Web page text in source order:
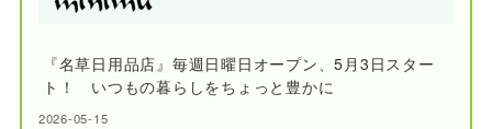
『名草日用品店』毎週日曜日オープン、5月3日スター
ト！ いつもの暮らしをちょっと豊かに
2026-05-15